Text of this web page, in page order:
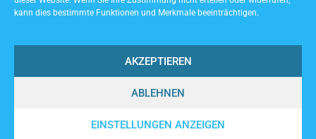
kann dies bestimmte Funktionen und Merkmale beeinträchtigen.
AKZEPTIEREN
ABLEHNEN
EINSTELLUNGEN ANZEIGEN